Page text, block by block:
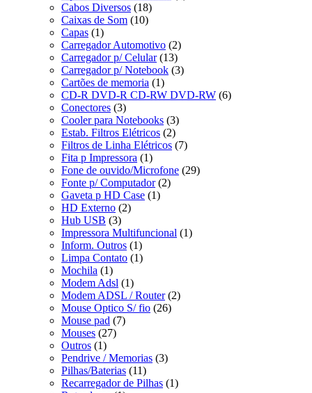
Cabos Diversos (18)
Caixas de Som (10)
Capas (1)
Carregador Automotivo (2)
Carregador p/ Celular (13)
Carregador p/ Notebook (3)
Cartões de memoria (1)
CD-R DVD-R CD-RW DVD-RW (6)
Conectores (3)
Cooler para Notebooks (3)
Estab. Filtros Elétricos (2)
Filtros de Linha Elétricos (7)
Fita p Impressora (1)
Fone de ouvido/Microfone (29)
Fonte p/ Computador (2)
Gaveta p HD Case (1)
HD Externo (2)
Hub USB (3)
Impressora Multifuncional (1)
Inform. Outros (1)
Limpa Contato (1)
Mochila (1)
Modem Adsl (1)
Modem ADSL / Router (2)
Mouse Optico S/ fio (26)
Mouse pad (7)
Mouses (27)
Outros (1)
Pendrive / Memorias (3)
Pilhas/Baterias (11)
Recarregador de Pilhas (1)